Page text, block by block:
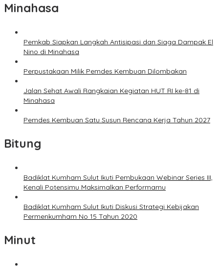
Minahasa
Pemkab Siapkan Langkah Antisipasi dan Siaga Dampak El
Nino di Minahasa
Perpustakaan Milik Pemdes Kembuan Dilombakan
Jalan Sehat Awali Rangkaian Kegiatan HUT RI ke-81 di
Minahasa
Pemdes Kembuan Satu Susun Rencana Kerja Tahun 2027
Bitung
Badiklat Kumham Sulut Ikuti Pembukaan Webinar Series III,
Kenali Potensimu Maksimalkan Performamu
Badiklat Kumham Sulut Ikuti Diskusi Strategi Kebijakan
Permenkumham No 15 Tahun 2020
Minut